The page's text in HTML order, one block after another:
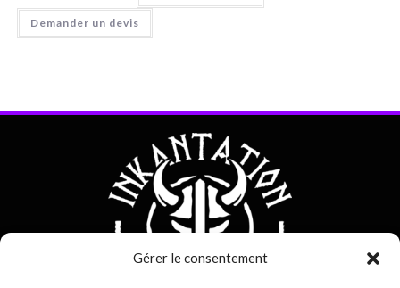
Gérer le consentement
Demander un devis